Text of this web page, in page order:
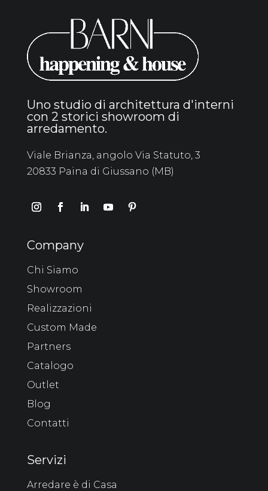
Uno studio di architettura d'interni
con 2 storici showroom di
arredamento.
Viale Brianza, angolo Via Statuto, 3
20833 Paina di Giussano (MB)
Company
Chi Siamo
Showroom
Realizzazioni
Custom Made
Partners
Catalogo
Outlet
Blog
Contatti
Servizi
Arredare è di Casa